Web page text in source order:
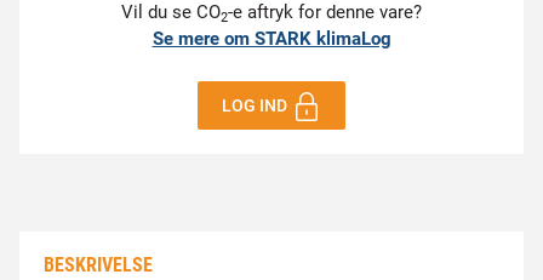
Vil du se CO2-e aftryk for denne vare?
Se mere om STARK klimaLog
LOG IND
BESKRIVELSE